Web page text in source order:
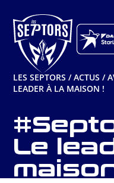
contenu
LES SEPTORS /ACTUS /
LEADER À LA MAISON !
Le